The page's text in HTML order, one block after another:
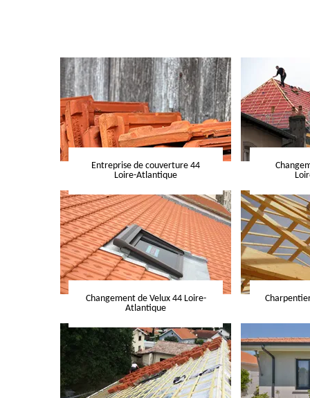
Entreprise de couverture 44
Loire-Atlantique
Changement de Velux 44 Loire-
Atlantique